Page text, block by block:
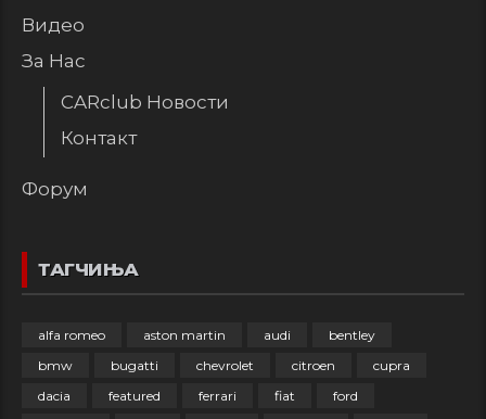
Видео
За Нас
CARclub Новости
Контакт
Форум
ТАГЧИЊА
alfa romeo aston martin audi
bentley
bmw
bugatti chevrolet citroen
cupra
dacia
featured ferrari fiat
ford